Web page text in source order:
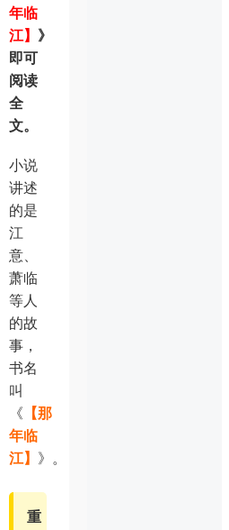
年临
江】 》
即可
阅读
全
文。
小说
讲述
的是
江
意、
萧临
等人
的故
事，
书名
叫
《 【那
年临
江】 》。
重